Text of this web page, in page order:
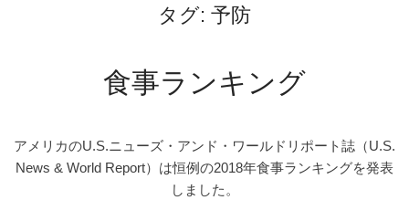
タグ: 予防
食事ランキング
アメリカのU.S.ニューズ・アンド・ワールドリポート誌（U.S.
News & World Report）は恒例の2018年食事ランキングを発表
しました。